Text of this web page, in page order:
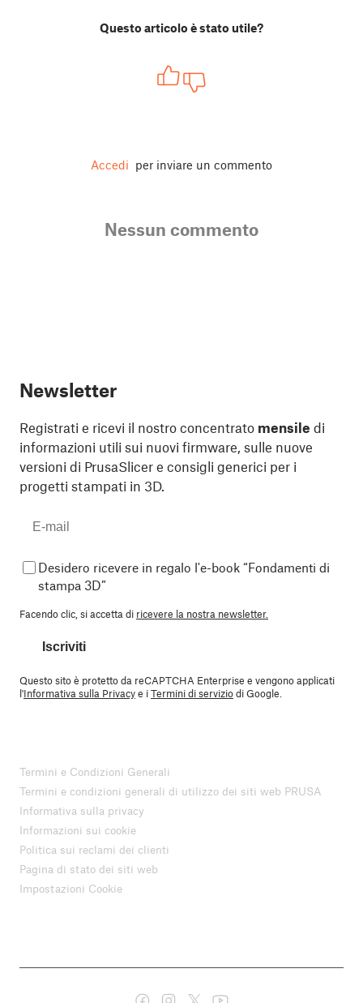
Questo articolo è stato utile?
Accedi per inviare un commento
Nessun commento
Newsletter
Registrati e ricevi il nostro concentrato mensile di
informazioni utili sui nuovi firmware, sulle nuove
versioni di PrusaSlicer e consigli generici per i
progetti stampati in 3D.
Desidero ricevere in regalo l'e-book “Fondamenti di
stampa 3D”
Facendo clic, si accetta di ricevere la nostra newsletter.
Iscriviti
Questo sito è protetto da reCAPTCHA Enterprise e vengono applicati
l'Informativa sulla Privacye iTermini di serviziodi Google.
Termini e Condizioni Generali
Termini e condizioni generali di utilizzo dei siti web PRUSA
Informativa sulla privacy
Informazioni sui cookie
Politica sui reclami dei clienti
Pagina di stato dei siti web
Impostazioni Cookie